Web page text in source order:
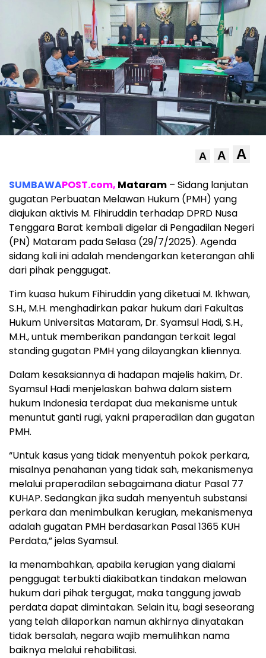
A A A
SUMBAWAPOST.com, Mataram – Sidang lanjutan
gugatan Perbuatan Melawan Hukum (PMH) yang
diajukan aktivis M. Fihiruddin terhadap DPRD Nusa
Tenggara Barat kembali digelar di Pengadilan Negeri
(PN) Mataram pada Selasa (29/7/2025). Agenda
sidang kali ini adalah mendengarkan keterangan ahli
dari pihak penggugat.
Tim kuasa hukum Fihiruddin yang diketuai M. Ikhwan,
S.H., M.H. menghadirkan pakar hukum dari Fakultas
Hukum Universitas Mataram, Dr. Syamsul Hadi, S.H.,
M.H., untuk memberikan pandangan terkait legal
standing gugatan PMH yang dilayangkan kliennya.
Dalam kesaksiannya di hadapan majelis hakim, Dr.
Syamsul Hadi menjelaskan bahwa dalam sistem
hukum Indonesia terdapat dua mekanisme untuk
menuntut ganti rugi, yakni praperadilan dan gugatan
PMH.
“Untuk kasus yang tidak menyentuh pokok perkara,
misalnya penahanan yang tidak sah, mekanismenya
melalui praperadilan sebagaimana diatur Pasal 77
KUHAP. Sedangkan jika sudah menyentuh substansi
perkara dan menimbulkan kerugian, mekanismenya
adalah gugatan PMH berdasarkan Pasal 1365 KUH
Perdata,” jelas Syamsul.
Ia menambahkan, apabila kerugian yang dialami
penggugat terbukti diakibatkan tindakan melawan
hukum dari pihak tergugat, maka tanggung jawab
perdata dapat dimintakan. Selain itu, bagi seseorang
yang telah dilaporkan namun akhirnya dinyatakan
tidak bersalah, negara wajib memulihkan nama
baiknya melalui rehabilitasi.